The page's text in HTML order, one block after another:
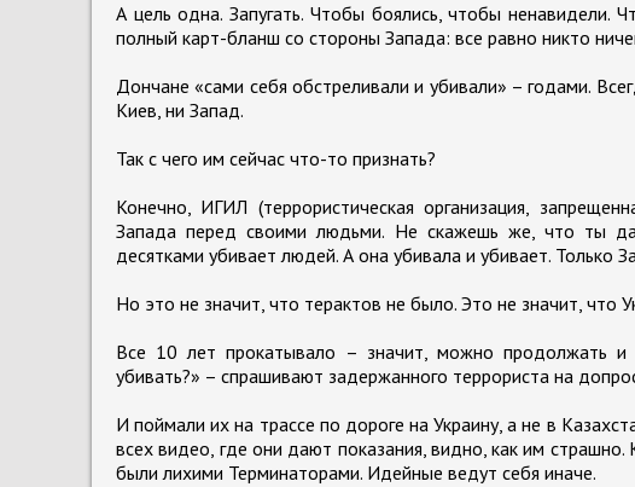
А цель одна. Запугать. Чтобы боялись, чтобы ненавидели.
полный карт-бланш со стороны Запада: все равно никто
Дончане «сами себя обстреливали и убивали» – годами.
Киев, ни Запад.
Так с чего им сейчас что-то признать?
Конечно, ИГИЛ (террористическая организация,
Запада перед своими людьми. Не скажешь же, что ты
десятками убивает людей. А она убивала и убивает. Только
Но это не значит, что терактов не было. Это не значит, что
Все 10 лет прокатывало – значит, можно продолжать и
убивать?» – спрашивают задержанного террориста на
И поймали их на трассе по дороге на Украину, а не в
всех видео, где они дают показания, видно, как им страшно.
были лихими Терминаторами. Идейные ведут себя иначе.